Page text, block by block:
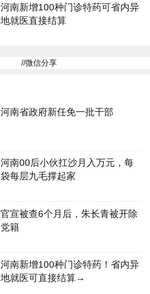
河南新增100种门诊特药可省内异
地就医直接结算
//微信分享
河南省政府新任免一批干部
河南00后小伙扛沙月入万元，每
袋每层九毛撑起家
官宣被查6个月后，朱长青被开除
党籍
河南新增100种门诊特药！省内异
地就医可直接结算→